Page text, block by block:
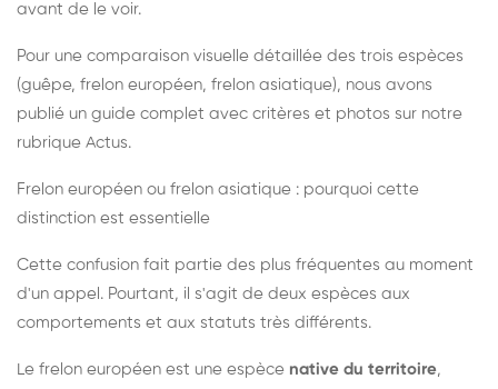
avant de le voir.
Pour une comparaison visuelle détaillée des trois espèces
(guêpe, frelon européen, frelon asiatique), nous avons
publié un guide complet avec critères et photos sur notre
rubrique Actus.
Frelon européen ou frelon asiatique : pourquoi cette
distinction est essentielle
Cette confusion fait partie des plus fréquentes au moment
d'un appel. Pourtant, il s'agit de deux espèces aux
comportements et aux statuts très différents.
Le frelon européen est une espèce native du territoire,